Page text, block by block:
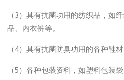
（3）具有抗菌功用的纺织品，如
品、内衣裤等。
（4）具有抗菌防臭功用的各种鞋
（5）各种包装资料，如塑料包装